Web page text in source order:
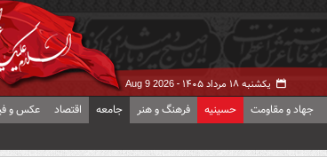
یکشنبه ۱۸ مرداد ۱۴۰۵ - Aug 9 2026
جهاد و مقاومت حسینیه فرهنگ و هنر جامعه اقتصاد عکس و